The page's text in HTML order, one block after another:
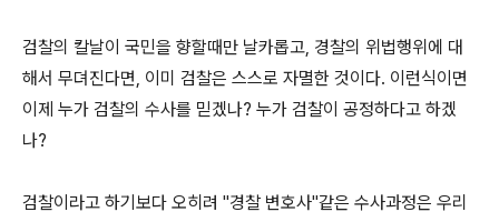
검찰의 칼날이 국민을 향할때만 날카롭고, 경찰의 위법행위에 대
해서 무뎌진다면, 이미 검찰은 스스로 자멸한 것이다. 이런식이면
이제 누가 검찰의 수사를 믿겠나? 누가 검찰이 공정하다고 하겠
나?
검찰이라고 하기보다 오히려 "경찰 변호사"같은 수사과정은 우리